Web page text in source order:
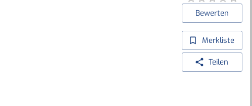
Bewerten
Merkliste
Teilen